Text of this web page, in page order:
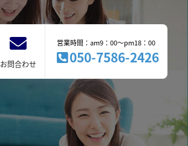
お問合わせ
営業時間：am9：00～pm18：00
050-7586-2426